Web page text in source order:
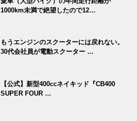
1000km未満で絶望したので12…
もうエンジンのスクーターには戻れない。
30代会社員が電動スクーター …
【公式】新型400ccネイキッド『CB400
SUPER FOUR …